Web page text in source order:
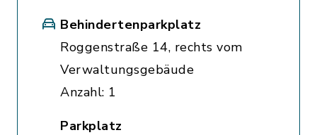
Behindertenparkplatz
Roggenstraße 14, rechts vom
Verwaltungsgebäude
Anzahl: 1
Parkplatz